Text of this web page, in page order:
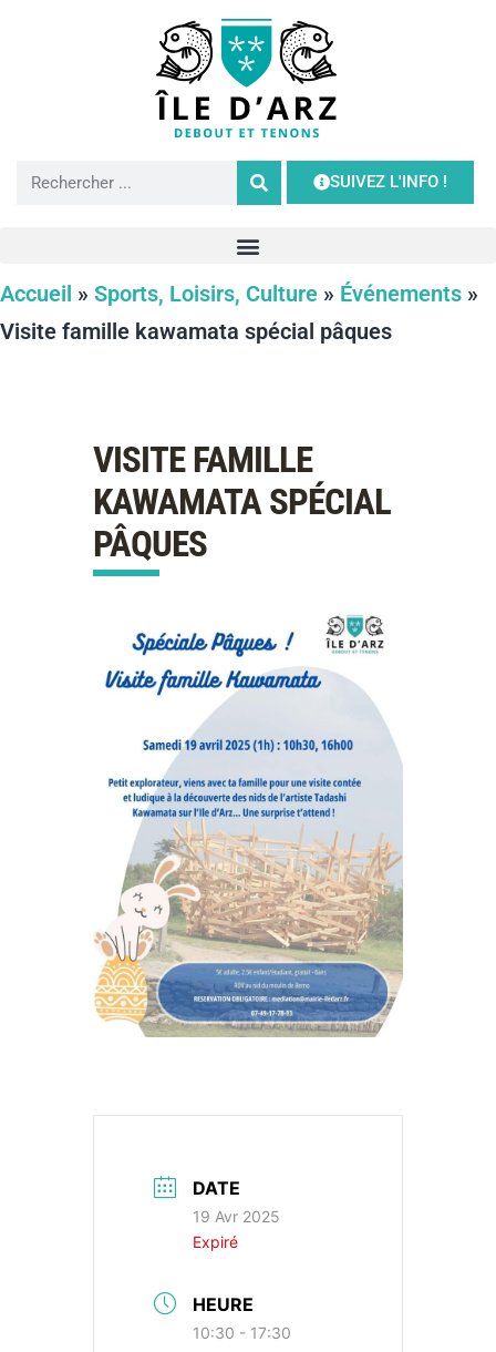
SUIVEZ L'INFO !
Accueil » Sports, Loisirs, Culture » Événements »
Visite famille kawamata spécial pâques
VISITE FAMILLE
KAWAMATA SPÉCIAL
PÂQUES
DATE
19 Avr 2025
Expiré
HEURE
10:30 - 17:30